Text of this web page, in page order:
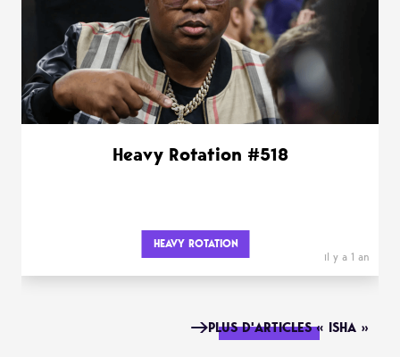
Heavy Rotation #518
HEAVY ROTATION
il y a 1 an
PLUS D'ARTICLES « ISHA »